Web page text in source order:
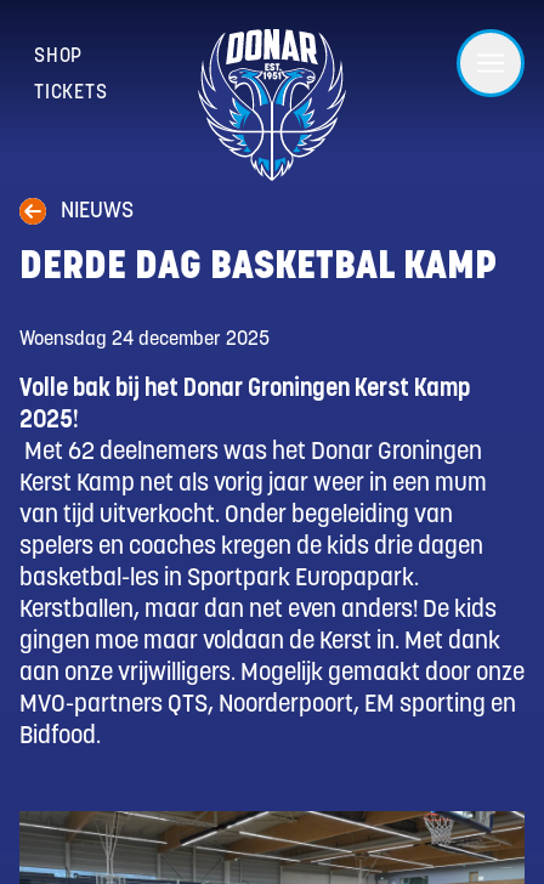
SHOP
TICKETS
NIEUWS
DERDE DAG BASKETBAL KAMP
Woensdag 24 december 2025
Volle bak bij het Donar Groningen Kerst Kamp
2025!
Met 62 deelnemers was het Donar Groningen
Kerst Kamp net als vorig jaar weer in een mum
van tijd uitverkocht. Onder begeleiding van
spelers en coaches kregen de kids drie dagen
basketbal-les in Sportpark Europapark.
Kerstballen, maar dan net even anders! De kids
gingen moe maar voldaan de Kerst in. Met dank
aan onze vrijwilligers. Mogelijk gemaakt door onze
MVO-partners QTS, Noorderpoort, EM sporting en
Bidfood.